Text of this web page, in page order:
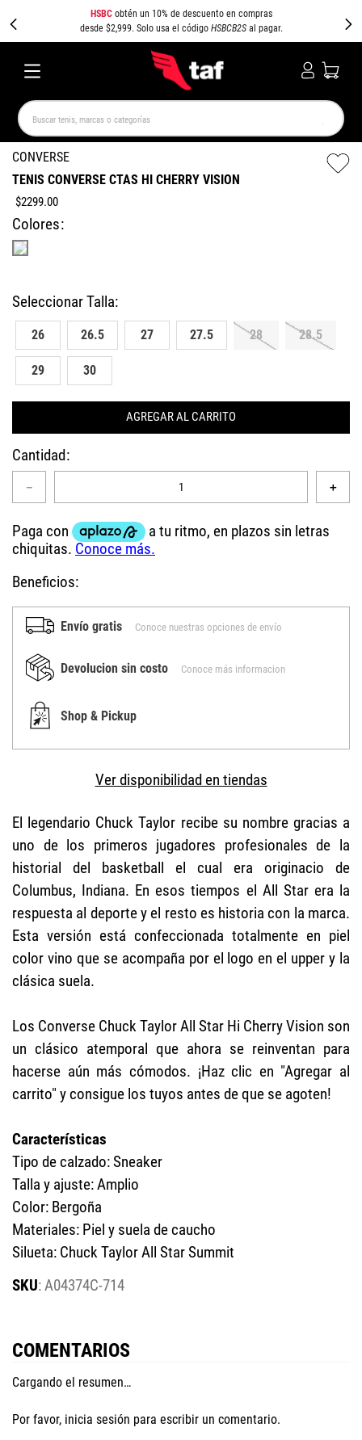
HSBCobtén un 10% de descuento en compras
desde $2,999. Solo usa el código HSBCB2Sal pagar.
Buscar tenis, marcas o categorías
CONVERSE
TENIS CONVERSE CTAS HI CHERRY VISION
$2299.00
Colores
26 26.5 27 27.5 28 28.5
29 30
AGREGAR AL CARRITO
Cantidad
＋
－
Beneficios:
Envío gratis Conoce nuestras opciones de envío
Devolucion sin costo Conoce más informacion
Shop & Pickup
Ver disponibilidad en tiendas
El legendario Chuck Taylor recibe su nombre gracias a
uno de los primeros jugadores profesionales de la
historial del basketball el cual era originacio de
Columbus, Indiana. En esos tiempos el All Star era la
respuesta al deporte y el resto es historia con la marca.
Esta versión está confeccionada totalmente en piel
color vino que se acompaña por el logo en el upper y la
clásica suela.
Los Converse Chuck Taylor All Star Hi Cherry Vision son
un clásico atemporal que ahora se reinventan para
hacerse aún más cómodos. ¡Haz clic en "Agregar al
carrito" y consigue los tuyos antes de que se agoten!
Características
Tipo de calzado: Sneaker
Talla y ajuste: Amplio
Color: Bergoña
Materiales: Piel y suela de caucho
Silueta: Chuck Taylor All Star Summit
:A04374C-714
COMENTARIOS
Cargando el resumen…
Por favor, inicia sesión para escribir un comentario.
TÉRMINOS MÁS BUSCADOS
NEW BALANCE SAMBA AIR FORCE 1
SPEEDCAT